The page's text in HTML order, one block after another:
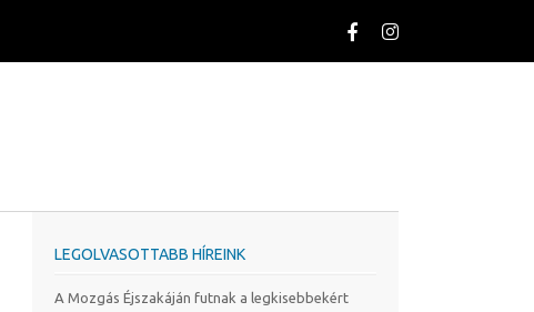
LEGOLVASOTTABB HÍREINK
A Mozgás Éjszakáján futnak a legkisebbekért